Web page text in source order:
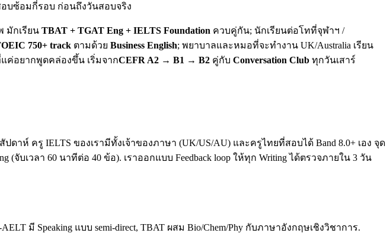
อบซ้อมกี่รอบ ก่อนถึงวันสอบจริง
มักเรียน TBAT + TGAT Eng + IELTS Foundation ควบคู่กัน; นักเรียนต่อโทที่จุฬาฯ /
750+ track ตามด้วย Business English; พยาบาลและหมอที่จะทำงาน UK/Australia เรียน
ค่อยากพูดคล่องขึ้น เริ่มจากCEFR A2 → B1 → B2 คู่กับ Conversation Club ทุกวันเสาร์
ดาห์ ครู IELTS ของเรามีทั้งเจ้าของภาษา (UK/US/AU) และครูไทยที่สอบได้ Band 8.0+ เอง จุด
(จับเวลา 60 นาทีต่อ 40 ข้อ). เราออกแบบ Feedback loop ให้ทุก Writing ได้ตรวจภายใน 3 วัน
มี Speaking แบบ semi-direct, TBAT ผสม Bio/Chem/Phy กับภาษาอังกฤษเชิงวิชาการ.